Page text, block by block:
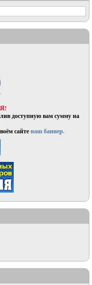
доступную вам сумму на
сайтенаш баннер.